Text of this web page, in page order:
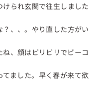
けられ玄関で往生しました
？、、。やり直した方がい
、顔はピリピリでビーコ
ました。早く春が来て欲